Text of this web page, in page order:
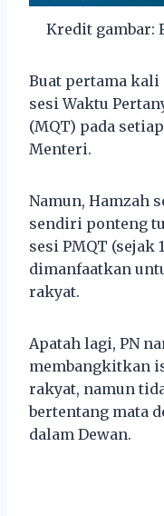
Kredit gambar:
Buat pertama
sesi Waktu
(MQT) pada
Menteri.
Namun, Hamzah
sendiri ponteng
sesi PMQT (sejak
dimanfaatkan
rakyat.
Apatah lagi, PN
membangkitkan
rakyat, namun
bertentang mata
dalam Dewan.